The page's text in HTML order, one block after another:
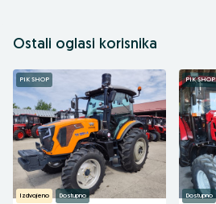
Pratite nas na Facebook-u
agro-simeks.com
Ostali oglasi korisnika
PIK SHOP
Izdvojeno Dostupno
PIK SHOP
Dostupno